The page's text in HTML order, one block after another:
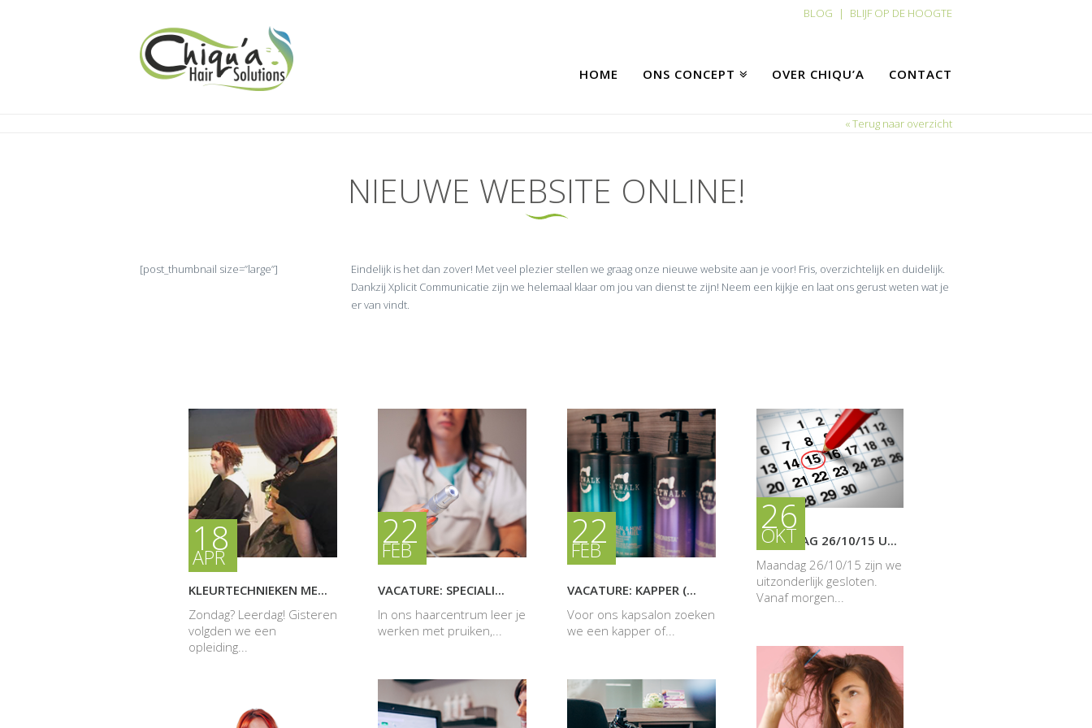
BLOG | BLIJF OP DE HOOGTE
HOME ONS CONCEPT OVER CHIQU’A CONTACT
« Terug naar overzicht
NIEUWE WEBSITE ONLINE!
[post_thumbnail size=”large”]
Eindelijk is het dan zover! Met veel plezier stellen we graag onze nieuwe website aan je voor! Fris, overzichtelijk en duidelijk.
Dankzij Xplicit Communicatie zijn we helemaal klaar om jou van dienst te zijn! Neem een kijkje en laat ons gerust weten wat je
er van vindt.
KLEURTECHNIEKEN ME...
18
APR
Zondag? Leerdag! Gisteren
volgden we een
opleiding...
VACATURE: SPECIALI...
22
FEB
In ons haarcentrum leer je
werken met pruiken,...
VACATURE: KAPPER (...
22
FEB
Voor ons kapsalon zoeken
we een kapper of...
MAANDAG 26/10/15 U...
26
OKT
Maandag 26/10/15 zijn we
uitzonderlijk gesloten.
Vanaf morgen...